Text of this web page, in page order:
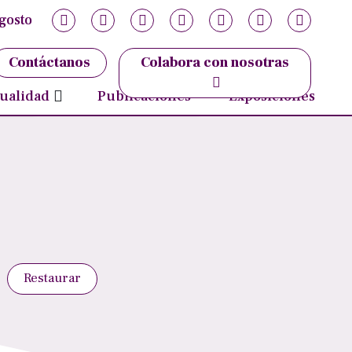
Contáctanos
Colabora con nosotras
Publicaciones
Exposiciones
Restaurar